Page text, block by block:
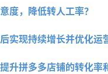
度，降低转人工率？
实现持续增长并优化运
升拼多多店铺的转化率